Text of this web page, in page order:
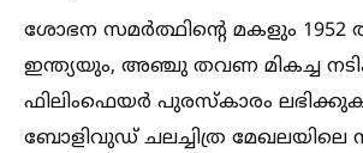
ശോഭന സമർത്ഥിന്റെ മകളും 1952
ഇന്ത്യയും, അഞ്ചു തവണ മികച്ച
ഫിലിംഫെയർ പുരസ്കാരം
ബോളിവുഡ് ചലച്ചിത്ര മേഖലയിലെ